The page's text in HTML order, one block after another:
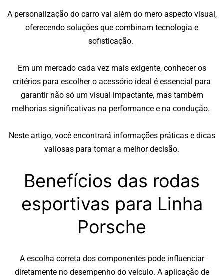
A personalização do carro vai além do mero aspecto visual,
oferecendo soluções que combinam tecnologia e
sofisticação.
Em um mercado cada vez mais exigente, conhecer os
critérios para escolher o acessório ideal é essencial para
garantir não só um visual impactante, mas também
melhorias significativas na performance e na condução.
Neste artigo, você encontrará informações práticas e dicas
valiosas para tomar a melhor decisão.
Benefícios das rodas
esportivas para Linha
Porsche
A escolha correta dos componentes pode influenciar
diretamente no desempenho do veículo. A aplicação de